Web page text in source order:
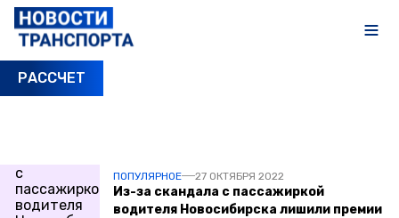
РАССЧЕТ
ПОПУЛЯРНОЕ 27 ОКТЯБРЯ 2022
Из-за скандала с пассажиркой
водителя Новосибирска лишили премии